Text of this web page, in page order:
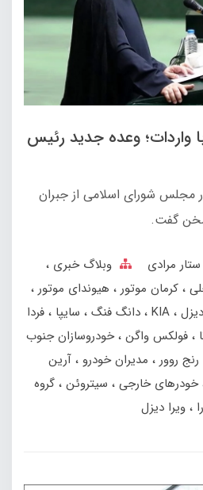
واردات؛ وعده جدید رئیس
مجلس شورای اسلامی از جبران
سخن گفت.
ستار مرادی
وبلاگ خبری
کرمان موتور
هیوندای موتور
KIA دانگ فنگ سایپا
فردا
فولکس واگن خودروسازان جنوب
رنج‌ روور مدیران خودرو
آرین
خودرهای خارجی سیتروئن گروه
ویرا دیزل